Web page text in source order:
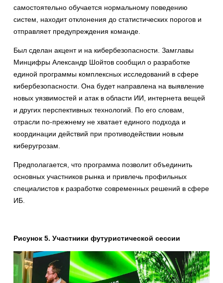
самостоятельно обучается нормальному поведению
систем, находит отклонения до статистических порогов и
отправляет предупреждения команде.
Был сделан акцент и на кибербезопасности. Замглавы
Минцифры Александр Шойтов сообщил о разработке
единой программы комплексных исследований в сфере
кибербезопасности. Она будет направлена на выявление
новых уязвимостей и атак в области ИИ, интернета вещей
и других перспективных технологий. По его словам,
отрасли по-прежнему не хватает единого подхода и
координации действий при противодействии новым
киберугрозам.
Предполагается, что программа позволит объединить
основных участников рынка и привлечь профильных
специалистов к разработке современных решений в сфере
ИБ.
Рисунок 5. Участники футуристической сессии